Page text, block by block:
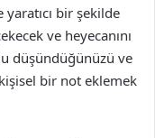
bir şekilde
ve heyecanını
düşündüğünüzü ve
bir not eklemek